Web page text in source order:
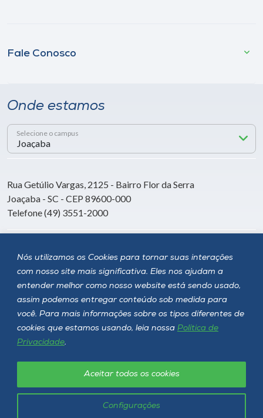
Nós utilizamos os Cookies para tornar suas interações
com nosso site mais significativa. Eles nos ajudam a
entender melhor como nosso website está sendo usado,
assim podemos entregar conteúdo sob medida para
você. Para mais informações sobre os tipos diferentes de
cookies que estamos usando, leia nossa Política de
Privacidade.
Configurações
Aceitar todos os cookies
Fale Conosco
Onde estamos
Selecione o campus
Rua Getúlio Vargas, 2125 - Bairro Flor da Serra
Joaçaba - SC - CEP 89600-000
Telefone (49) 3551-2000
Siga a Unoesc
Unoesc © 2026 - Todos os direitos reservados
Política de privacidade LGPD